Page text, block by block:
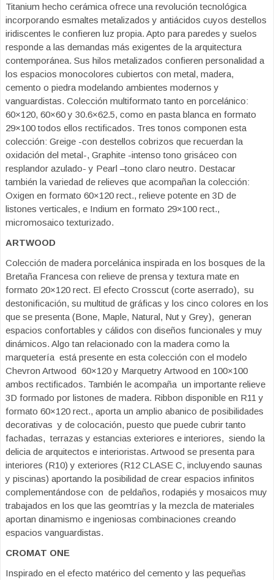
Titanium hecho cerámica ofrece una revolución tecnológica
incorporando esmaltes metalizados y antiácidos cuyos destellos
iridiscentes le confieren luz propia. Apto para paredes y suelos
responde a las demandas más exigentes de la arquitectura
contemporánea. Sus hilos metalizados confieren personalidad a
los espacios monocolores cubiertos con metal, madera,
cemento o piedra modelando ambientes modernos y
vanguardistas. Colección multiformato tanto en porcelánico:
60×120, 60×60 y 30.6×62.5, como en pasta blanca en formato
29×100 todos ellos rectificados. Tres tonos componen esta
colección: Greige -con destellos cobrizos que recuerdan la
oxidación del metal-, Graphite -intenso tono grisáceo con
resplandor azulado- y Pearl –tono claro neutro. Destacar
también la variedad de relieves que acompañan la colección:
Oxigen en formato 60×120 rect., relieve potente en 3D de
listones verticales, e Indium en formato 29×100 rect.,
micromosaico texturizado.
ARTWOOD
Colección de madera porcelánica inspirada en los bosques de la
Bretaña Francesa con relieve de prensa y textura mate en
formato 20×120 rect. El efecto Crosscut (corte aserrado), su
destonificación, su multitud de gráficas y los cinco colores en los
que se presenta (Bone, Maple, Natural, Nut y Grey), generan
espacios confortables y cálidos con diseños funcionales y muy
dinámicos. Algo tan relacionado con la madera como la
marquetería está presente en esta colección con el modelo
Chevron Artwood 60×120 y Marquetry Artwood en 100×100
ambos rectificados. También le acompaña un importante relieve
3D formado por listones de madera. Ribbon disponible en R11 y
formato 60×120 rect., aporta un amplio abanico de posibilidades
decorativas y de colocación, puesto que puede cubrir tanto
fachadas, terrazas y estancias exteriores e interiores, siendo la
delicia de arquitectos e interioristas. Artwood se presenta para
interiores (R10) y exteriores (R12 CLASE C, incluyendo saunas
y piscinas) aportando la posibilidad de crear espacios infinitos
complementándose con de peldaños, rodapiés y mosaicos muy
trabajados en los que las geomtrías y la mezcla de materiales
aportan dinamismo e ingeniosas combinaciones creando
espacios vanguardistas.
CROMAT ONE
Inspirado en el efecto matérico del cemento y las pequeñas